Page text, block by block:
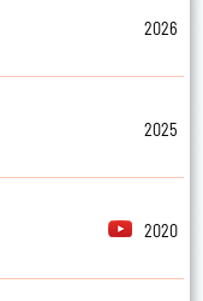
2026
2025
2020